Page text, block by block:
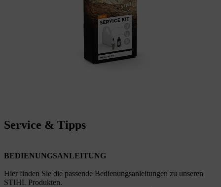
Service & Tipps
BEDIENUNGSANLEITUNG
Hier finden Sie die passende Bedienungsanleitungen zu unseren
STIHL Produkten.